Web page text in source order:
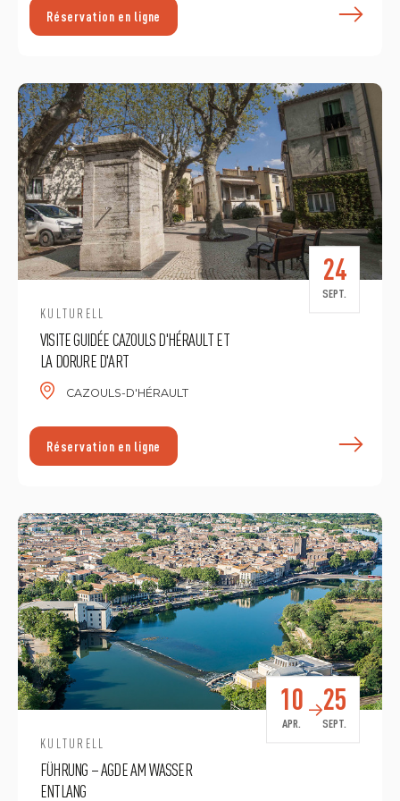
Réservation en ligne
KULTURELL
VISITE GUIDÉE CAZOULS D'HÉRAULT ET
LA DORURE D'ART
CAZOULS-D'HÉRAULT
24
SEPT.
Réservation en ligne
KULTURELL
FÜHRUNG – AGDE AM WASSER
ENTLANG
10
APR.
25
SEPT.